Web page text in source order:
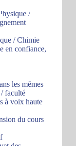
/
/ Chimie
en confiance,
les mêmes
faculté
à voix haute
du cours